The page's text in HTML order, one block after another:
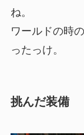
ね。
ワールドの時
ったっけ。
挑んだ装備